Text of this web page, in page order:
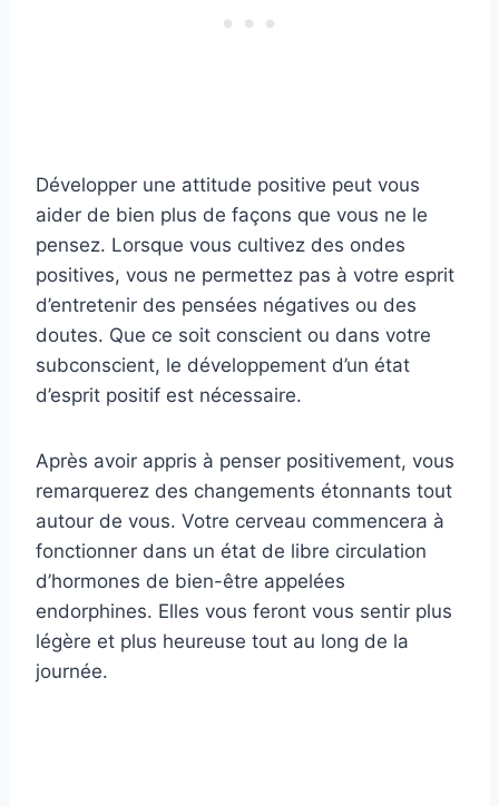
Développer une attitude positive peut vous
aider de bien plus de façons que vous ne le
pensez. Lorsque vous cultivez des ondes
positives, vous ne permettez pas à votre esprit
d’entretenir des pensées négatives ou des
doutes. Que ce soit conscient ou dans votre
subconscient, le développement d’un état
d’esprit positif est nécessaire.
Après avoir appris à penser positivement, vous
remarquerez des changements étonnants tout
autour de vous. Votre cerveau commencera à
fonctionner dans un état de libre circulation
d’hormones de bien-être appelées
endorphines. Elles vous feront vous sentir plus
légère et plus heureuse tout au long de la
journée.